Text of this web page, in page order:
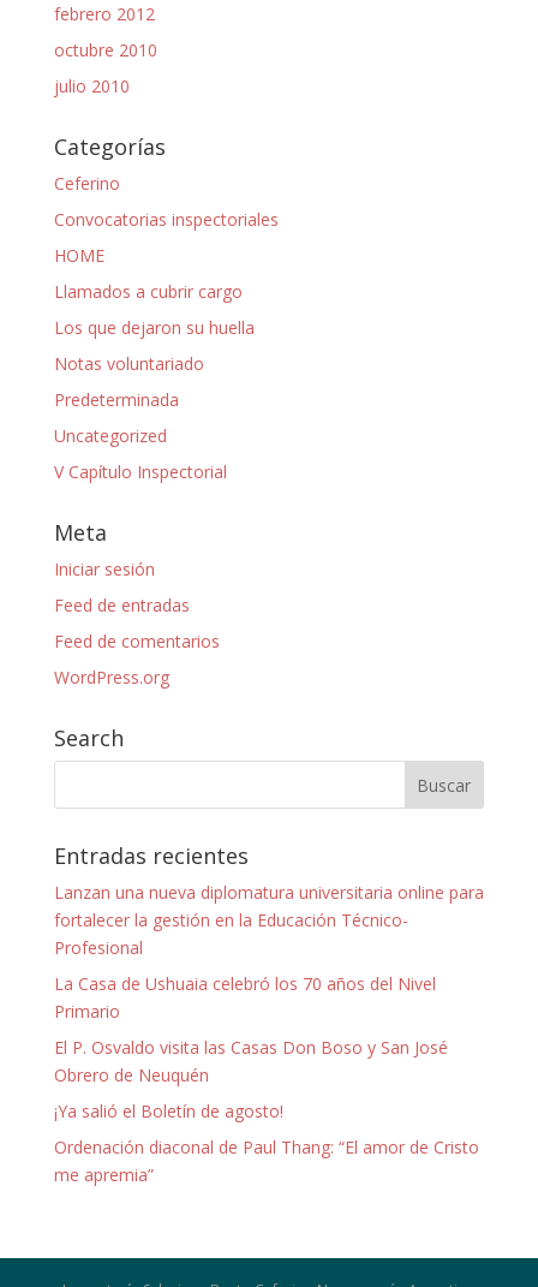
febrero 2012
octubre 2010
julio 2010
Categorías
Ceferino
Convocatorias inspectoriales
HOME
Llamados a cubrir cargo
Los que dejaron su huella
Notas voluntariado
Predeterminada
Uncategorized
V Capítulo Inspectorial
Meta
Iniciar sesión
Feed de entradas
Feed de comentarios
WordPress.org
Search
Entradas recientes
Lanzan una nueva diplomatura universitaria online para
fortalecer la gestión en la Educación Técnico-
Profesional
La Casa de Ushuaia celebró los 70 años del Nivel
Primario
El P. Osvaldo visita las Casas Don Boso y San José
Obrero de Neuquén
¡Ya salió el Boletín de agosto!
Ordenación diaconal de Paul Thang: “El amor de Cristo
me apremia”